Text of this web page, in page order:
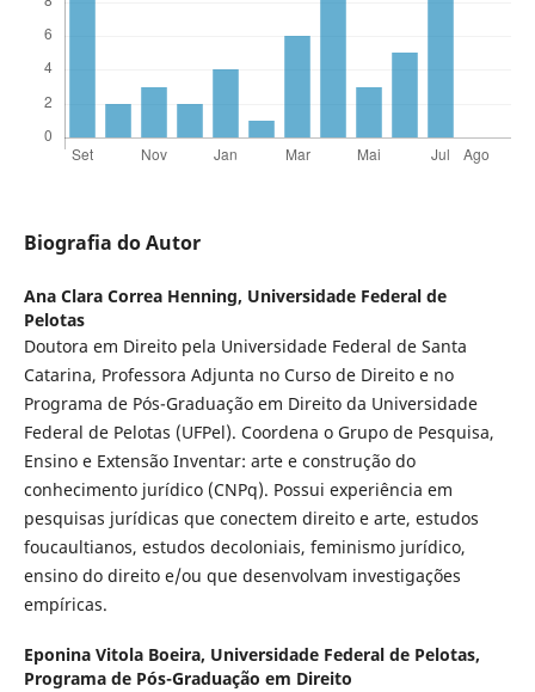
Biografia do Autor
Ana Clara Correa Henning, Universidade Federal de
Pelotas
Doutora em Direito pela Universidade Federal de Santa
Catarina, Professora Adjunta no Curso de Direito e no
Programa de Pós-Graduação em Direito da Universidade
Federal de Pelotas (UFPel). Coordena o Grupo de Pesquisa,
Ensino e Extensão Inventar: arte e construção do
conhecimento jurídico (CNPq). Possui experiência em
pesquisas jurídicas que conectem direito e arte, estudos
foucaultianos, estudos decoloniais, feminismo jurídico,
ensino do direito e/ou que desenvolvam investigações
empíricas.
Eponina Vitola Boeira, Universidade Federal de Pelotas,
Programa de Pós-Graduação em Direito